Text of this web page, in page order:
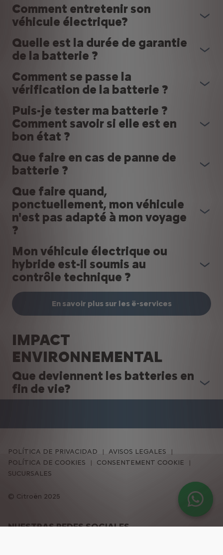
Comment entretenir son
véhicule électrique?
Quelle est la durée de garantie
de la batterie ?
Comment se passe la
vérification de la batterie ?
Puis-je tester ma batterie ?
Comment savoir si elle est en
bon état ?
Que faire en cas de panne de
batterie ?
Que faire quand,
ponctuellement, mon véhicule
n'est pas adapté à mon voyage
?
Mon véhicule électrique ou
hybride est-il soumis au
contrôle technique ?
En savoir plus sur les ë-services
IMPACT
ENVIRONNEMENTAL
Que deviennent les batteries en
fin de vie?
NUESTRAS REDES SOCIALES
Citroën 2025
POLÍTICA DE PRIVACIDAD
AVISOS LEGALES
POLÍTICA DE COOKIES
CONSENTEMENT COOKIE
SUCURSALES